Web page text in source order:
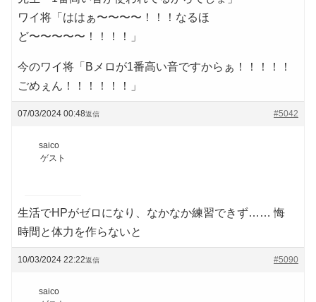
ワイ将「ははぁ〜〜〜〜！！！なるほ
ど〜〜〜〜〜！！！！」
今のワイ将「Bメロが1番高い音ですからぁ！！！！！
ごめぇん！！！！！！」
07/03/2024 00:48 #5042
返信
saico
ゲスト
生活でHPがゼロになり、なかなか練習できず…… 悔
時間と体力を作らないと
10/03/2024 22:22 #5090
返信
saico